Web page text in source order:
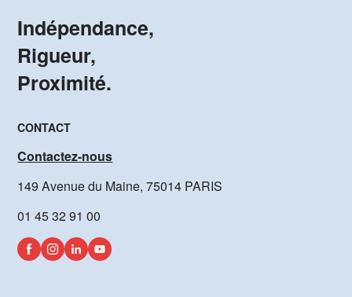
Indépendance,
Rigueur,
Proximité.
CONTACT
Contactez-nous
149 Avenue du Maine, 75014 PARIS
01 45 32 91 00